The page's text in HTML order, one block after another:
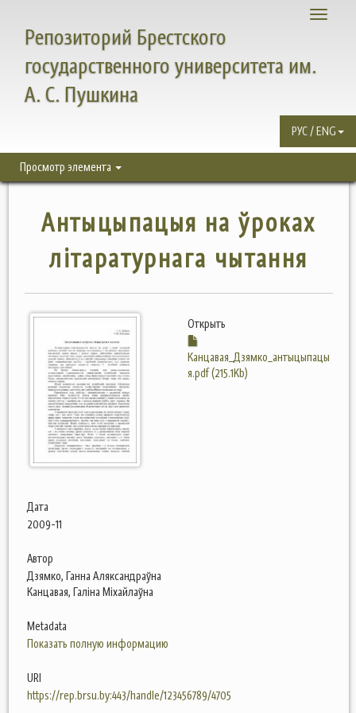
Toggle
Репозиторий Брестского
государственного университета им.
А. С. Пушкина
РУС / ENG
Просмотр элемента
Антыцыпацыя на ўроках
лiтаратурнага чытання
Открыть
Канцавая_Дзямко_антыцыпацы
я.pdf (215.1Kb)
Дата
2009-11
Автор
Дзямко, Ганна Аляксандраўна
Канцавая, Галіна Міхайлаўна
Metadata
Показать полную информацию
URI
https://rep.brsu.by:443/handle/123456789/4705